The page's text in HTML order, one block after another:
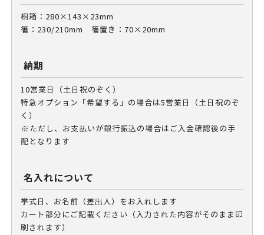
桐箱：280×143×23mm
箸：230/210mm 箸置き：70×20mm
納期
10営業日（土日祝のぞく）
特急オプション「希望する」の場合は5営業日（土日祝のぞ
く）
※ただし、お支払いが銀行振込の場合はご入金確認後の手
配となります
名入れについて
挙式日、お名前（差出人）をお入れします
カート部分にご記載ください（入力された内容がそのまま印
刷されます）